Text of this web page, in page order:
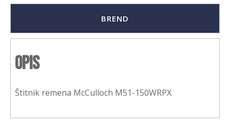
BREND
Opis
Štitnik remena McCulloch M51-150WRPX